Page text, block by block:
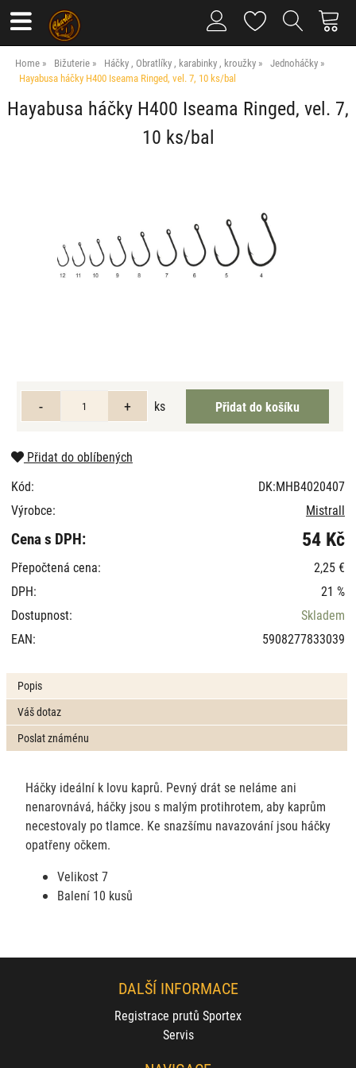
Home Bižuterie Háčky , Obratlíky , karabinky , kroužky
Jednoháčky
Hayabusa háčky H400 Iseama Ringed, vel. 7, 10 ks/bal
Hayabusa háčky H400 Iseama Ringed, vel. 7,
10 ks/bal
ks
Přidat do oblíbených
Kód:
DK:MHB4020407
Výrobce:
Mistrall
Cena s DPH: 54 Kč
Přepočtená cena:
2,25 €
DPH:
21 %
Dostupnost:
Skladem
EAN:
5908277833039
Popis
Váš dotaz
Poslat známénu
Háčky ideální k lovu kaprů. Pevný drát se neláme ani
nenarovnává, háčky jsou s malým protihrotem, aby kaprům
necestovaly po tlamce. Ke snazšímu navazování jsou háčky
opatřeny očkem.
Velikost 7
Balení 10 kusů
DALŠÍ INFORMACE
Registrace prutů Sportex
Servis